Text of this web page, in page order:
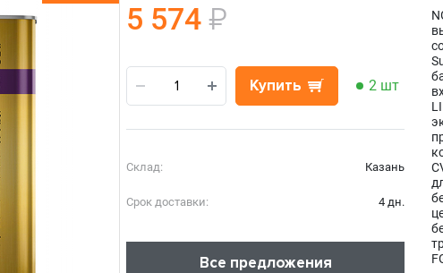
5 574 ₽
Купить 2 шт
Склад: Казань
Срок доставки: 4 дн.
Все предложения